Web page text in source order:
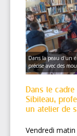
Dans la peau d'un
précise avec des
Dans le
Sibileau,
un atelier de
Vendredi